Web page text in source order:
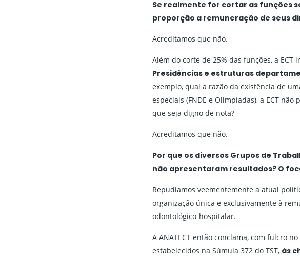
Se realmente for cortar as funções
proporção a remuneração de seus
Acreditamos que não.
Além do corte de 25% das funções, a ECT
Presidências e estruturas
exemplo, qual a razão da existência de
especiais (FNDE e Olimpíadas), a ECT
que seja digno de nota?
Acreditamos que não.
Por que os diversos Grupos de
não apresentaram resultados? O
Repudiamos veementemente a atual
organização única e exclusivamente à
odontológico-hospitalar.
A ANATECT então conclama, com fulcro
estabelecidos na Súmula 372 do TST, às